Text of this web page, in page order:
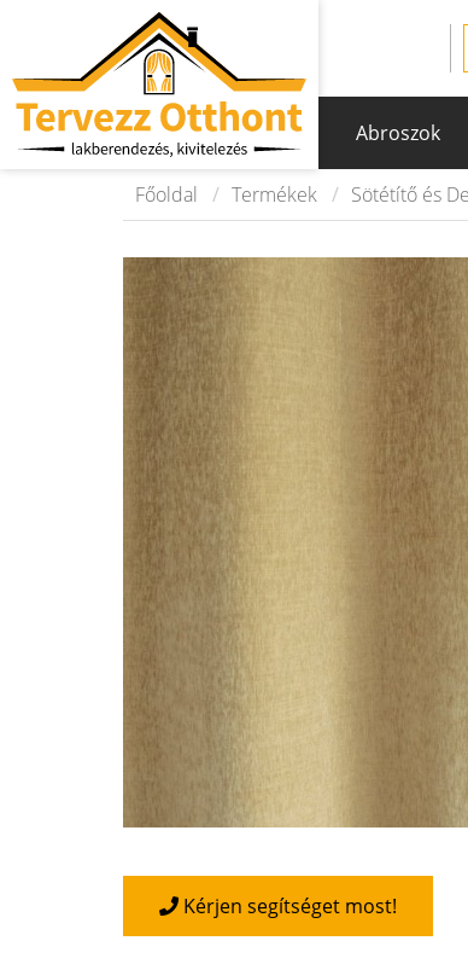
Abroszok
Főoldal Termékek Sötétítő és
Kérjen segítséget most!